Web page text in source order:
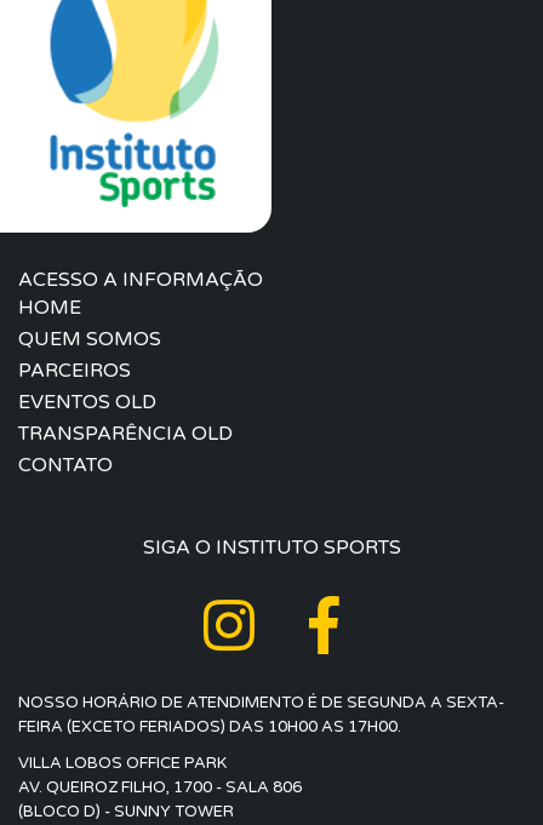
ACESSO A INFORMAÇÃO
HOME
QUEM SOMOS
PARCEIROS
EVENTOS OLD
TRANSPARÊNCIA OLD
CONTATO
SIGA O INSTITUTO SPORTS
NOSSO HORÁRIO DE ATENDIMENTO É DE SEGUNDA A SEXTA-
FEIRA (EXCETO FERIADOS) DAS 10H00 AS 17H00.
VILLA LOBOS OFFICE PARK
AV. QUEIROZ FILHO, 1700 - SALA 806
(BLOCO D) - SUNNY TOWER